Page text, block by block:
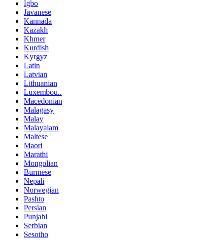
Igbo
Javanese
Kannada
Kazakh
Khmer
Kurdish
Kyrgyz
Latin
Latvian
Lithuanian
Luxembou..
Macedonian
Malagasy
Malay
Malayalam
Maltese
Maori
Marathi
Mongolian
Burmese
Nepali
Norwegian
Pashto
Persian
Punjabi
Serbian
Sesotho